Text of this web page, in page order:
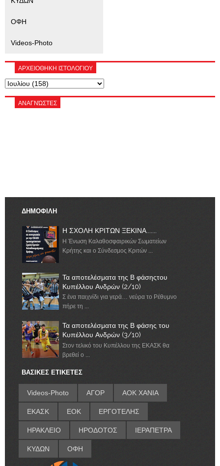
ΟΦΗ
Videos-Photo
ΑΡΧΕΙΟΘΗΚΗ ΙΣΤΟΛΟΓΙΟΥ
ΑΝΑΓΝΏΣΤΕΣ
ΔΗΜΟΦΙΛΗ
Η ΣΧΟΛΗ ΚΡΙΤΩΝ ΞΕΚΙΝΑ.......
Η Ένωση Καλαθοσφαιρικών Σωματείων
Κρήτης και ο Σύνδεσμος Κριτών ...
Τα αποτελέσματα της Β φάσηςτου
Κυπέλλου Ανδρών (2/10)
Σ ένα παιχνίδι για γερά… νεύρα το Ρέθυμνο
πήρε τη ...
Τα αποτελέσματα της Β φάσης του
Κυπέλλου Ανδρών (3/10)
Στον τελικό του Κυπέλλου της ΕΚΑΣΚ θα
βρεθεί ο ...
ΒΑΣΙΚΕΣ ΕΤΙΚΕΤΕΣ
Videos-Photo ΑΓΟΡ ΑΟΚ ΧΑΝΙΑ
ΕΚΑΣΚ ΕΟΚ ΕΡΓΟΤΕΛΗΣ
ΗΡΑΚΛΕΙΟ ΗΡΟΔΟΤΟΣ ΙΕΡΑΠΕΤΡΑ
ΚΥΔΩΝ ΟΦΗ